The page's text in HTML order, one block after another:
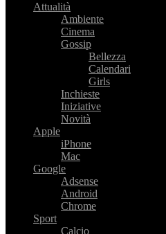
Attualità
Ambiente
Cinema
Gossip
Bellezza
Calendari
Girls
Inchieste
Iniziative
Novità
Apple
iPhone
Mac
Google
Adsense
Android
Chrome
Sport
Calcio